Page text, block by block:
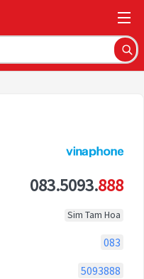
083.5093.888
Sim Tam Hoa
083
5093888